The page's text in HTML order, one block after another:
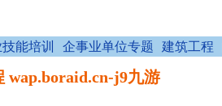
能培训 企事业单位专题 建筑工程
wap.boraid.cn-j9九游